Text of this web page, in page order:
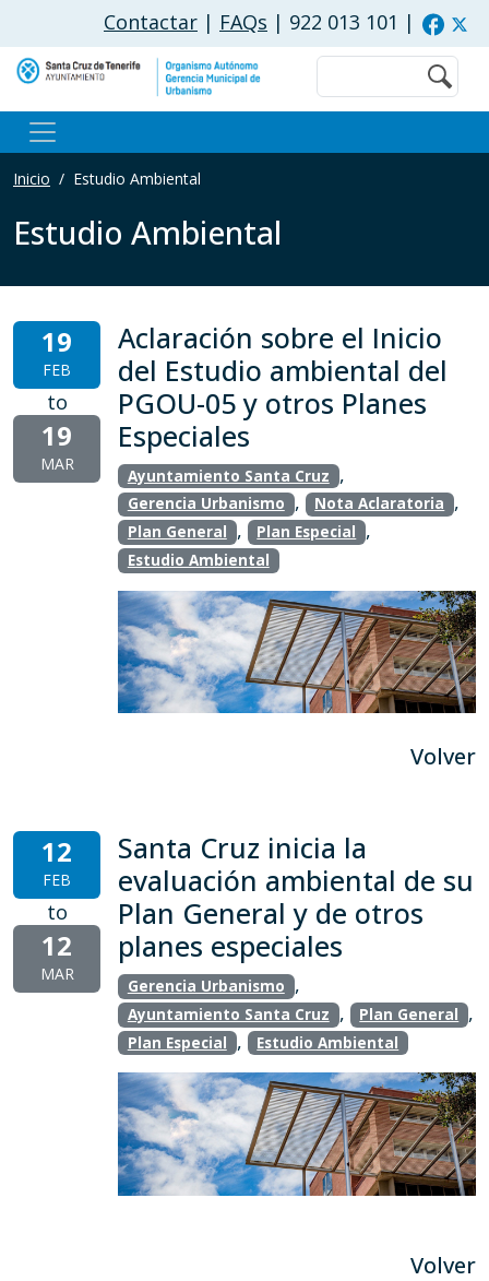
Pasar al contenido principal
Contactar | FAQs | 922 013 101 |
Buscar
Inicio Estudio Ambiental
Estudio Ambiental
19
FEB
to
19
MAR
Aclaración sobre el Inicio
del Estudio ambiental del
PGOU-05 y otros Planes
Especiales
Ayuntamiento Santa Cruz ,
Gerencia Urbanismo , Nota Aclaratoria ,
Plan General , Plan Especial ,
Estudio Ambiental
Volver
12
FEB
to
12
MAR
Santa Cruz inicia la
evaluación ambiental de su
Plan General y de otros
planes especiales
Gerencia Urbanismo ,
Ayuntamiento Santa Cruz , Plan General ,
Plan Especial , Estudio Ambiental
Volver